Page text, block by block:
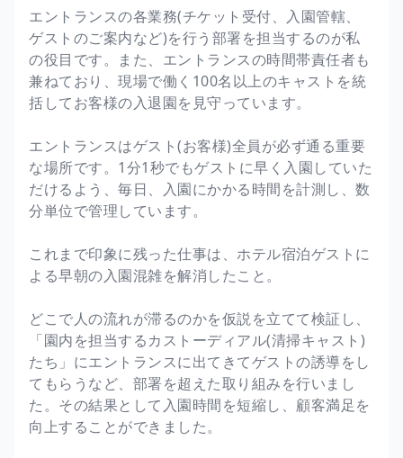
エントランスの各業務(チケット受付、入園管轄、
ゲストのご案内など)を行う部署を担当するのが私
の役目です。また、エントランスの時間帯責任者も
兼ねており、現場で働く100名以上のキャストを統
括してお客様の入退園を見守っています。
エントランスはゲスト(お客様)全員が必ず通る重要
な場所です。1分1秒でもゲストに早く入園していた
だけるよう、毎日、入園にかかる時間を計測し、数
分単位で管理しています。
これまで印象に残った仕事は、ホテル宿泊ゲストに
よる早朝の入園混雑を解消したこと。
どこで人の流れが滞るのかを仮説を立てて検証し、
「園内を担当するカストーディアル(清掃キャスト)
たち」にエントランスに出てきてゲストの誘導をし
てもらうなど、部署を超えた取り組みを行いまし
た。その結果として入園時間を短縮し、顧客満足を
向上することができました。